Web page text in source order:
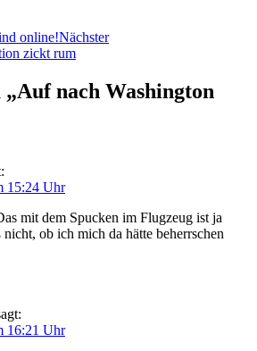
online!Nächster
zickt rum
„Auf nach Washington
15:24 Uhr
mit dem Spucken im Flugzeug ist ja
ob ich mich da hätte beherrschen
16:21 Uhr